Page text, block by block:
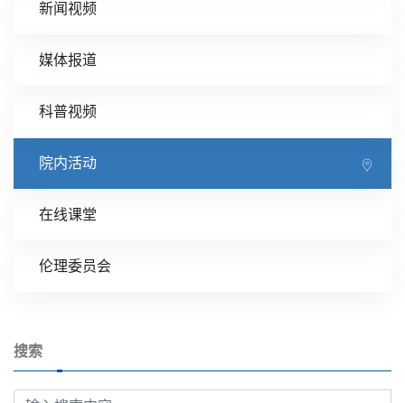
新闻视频
媒体报道
科普视频
院内活动
在线课堂
伦理委员会
搜索